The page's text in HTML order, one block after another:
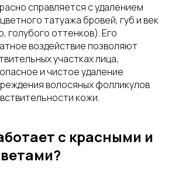
справляется с удалением
татуажа бровей, губ и век
голубого оттенков). Его
воздействие позволяют
участках лица,
и чистое удаление
волосяных фолликулов
кожи.
с красными и